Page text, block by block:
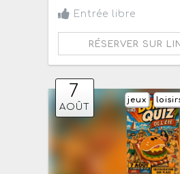
Entrée libre
RÉSERVER SUR
7
AOÛT
jeux